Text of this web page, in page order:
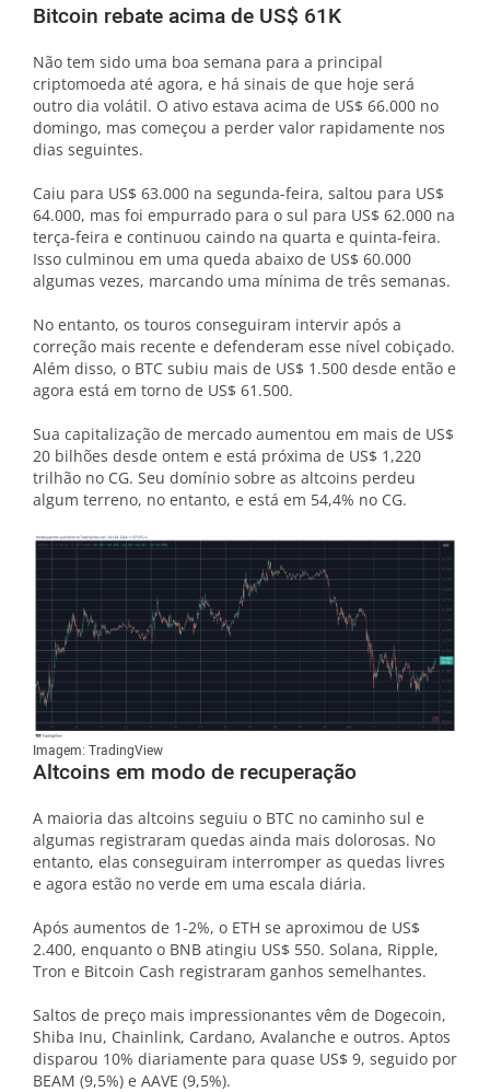
Bitcoin rebate acima de US$ 61K
Não tem sido uma boa semana para a principal
criptomoeda até agora, e há sinais de que hoje será
outro dia volátil. O ativo estava acima de US$ 66.000 no
domingo, mas começou a perder valor rapidamente nos
dias seguintes.
Caiu para US$ 63.000 na segunda-feira, saltou para US$
64.000, mas foi empurrado para o sul para US$ 62.000 na
terça-feira e continuou caindo na quarta e quinta-feira.
Isso culminou em uma queda abaixo de US$ 60.000
algumas vezes, marcando uma mínima de três semanas.
No entanto, os touros conseguiram intervir após a
correção mais recente e defenderam esse nível cobiçado.
Além disso, o BTC subiu mais de US$ 1.500 desde então e
agora está em torno de US$ 61.500.
Sua capitalização de mercado aumentou em mais de US$
20 bilhões desde ontem e está próxima de US$ 1,220
trilhão no CG. Seu domínio sobre as altcoins perdeu
algum terreno, no entanto, e está em 54,4% no CG.
Imagem: TradingView
Altcoins em modo de recuperação
A maioria das altcoins seguiu o BTC no caminho sul e
algumas registraram quedas ainda mais dolorosas. No
entanto, elas conseguiram interromper as quedas livres
e agora estão no verde em uma escala diária.
Após aumentos de 1-2%, o ETH se aproximou de US$
2.400, enquanto o BNB atingiu US$ 550. Solana, Ripple,
Tron e Bitcoin Cash registraram ganhos semelhantes.
Saltos de preço mais impressionantes vêm de Dogecoin,
Shiba Inu, Chainlink, Cardano, Avalanche e outros. Aptos
disparou 10% diariamente para quase US$ 9, seguido por
BEAM (9,5%) e AAVE (9,5%).